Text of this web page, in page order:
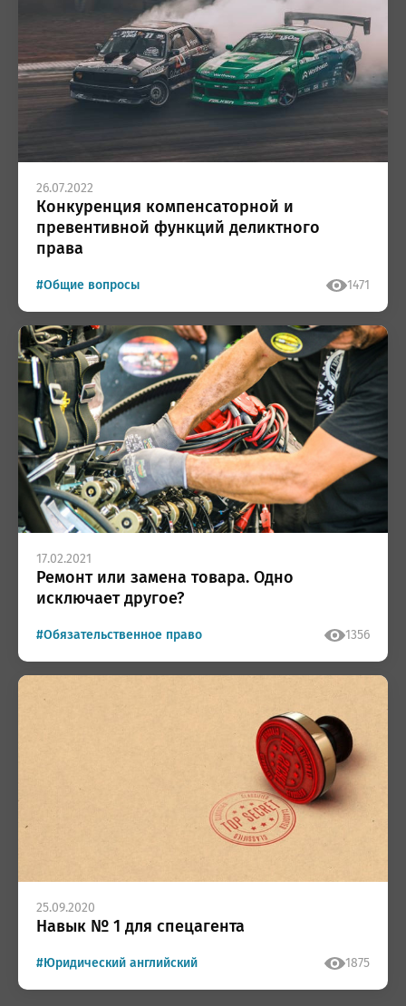
26.07.2022
Конкуренция компенсаторной и
превентивной функций деликтного
права
#Общие вопросы 1471
17.02.2021
Ремонт или замена товара. Одно
исключает другое?
#Обязательственное право 1356
25.09.2020
Навык № 1 для спецагента
#Юридический английский 1875